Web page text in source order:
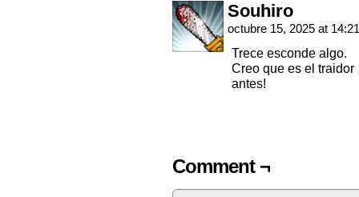
Souhiro
octubre 15, 2025 at
Trece esconde algo.
Creo que es el traidor
antes!
Comment ¬